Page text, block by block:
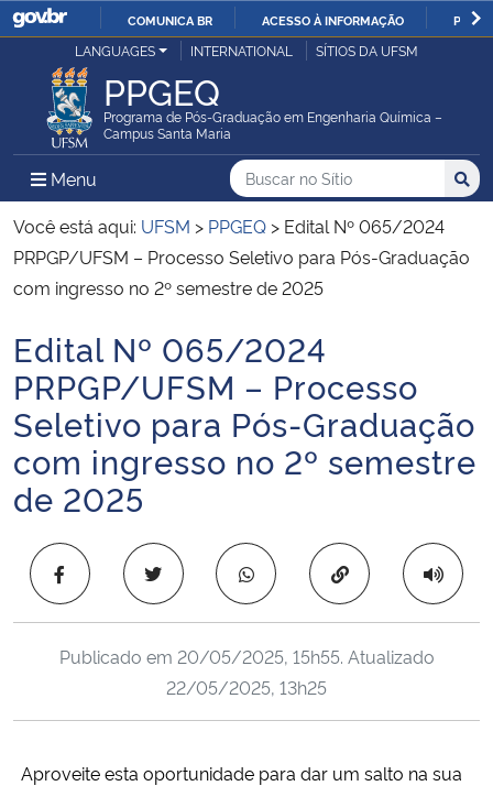
IR
O
COMUNICA BR ACESSO À INFORMAÇÃO
Ministério da Justiça e Segurança Pública
Ministério da Defesa
Ministério das Relações Exteriores
Ministério da Economia
Ministério da Infraestrutura
Ministério da Agricultura, Pecuária e Abastecimento
Ministério da Educação
Ministério da Cidadania
Ministério da Saúde
Ministério de Minas e Energia
Ministério da Ciência, Tecnologia, Inovações e Comunicações
LANGUAGES INTERNATIONAL SÍTIOS DA UFSM
PPGEQ
Programa de Pós-Graduação em Engenharia Química –
Campus Santa Maria
Menu Menu Principal do Sítio
Busca
Buscar no no Sítio
Busca:
Você está aqui: UFSM > PPGEQ > Edital Nº 065/2024
PRPGP/UFSM – Processo Seletivo para Pós-Graduação
com ingresso no 2º semestre de 2025
Início do conteúdo
Edital Nº 065/2024
PRPGP/UFSM – Processo
Seletivo para Pós-Graduação
com ingresso no 2º semestre
de 2025
Copiar para área
Publicado em 20/05/2025, 15h55. Atualizado
22/05/2025, 13h25
Aproveite esta oportunidade para dar um salto na sua